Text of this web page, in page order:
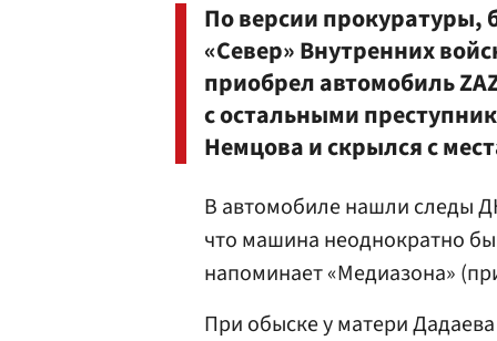
По версии
«Север» Внутренних
приобрел автомобиль
с остальными
Немцова и скрылся с
В автомобиле нашли следы
что машина неоднократно
напоминает «Медиазона»
При обыске у матери